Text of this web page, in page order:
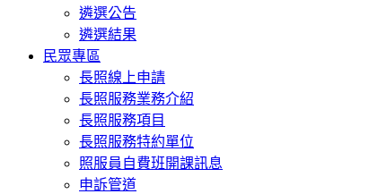
遴選公告
遴選結果
民眾專區
長照線上申請
長照服務業務介紹
長照服務項目
長照服務特約單位
照服員自費班開課訊息
申訴管道